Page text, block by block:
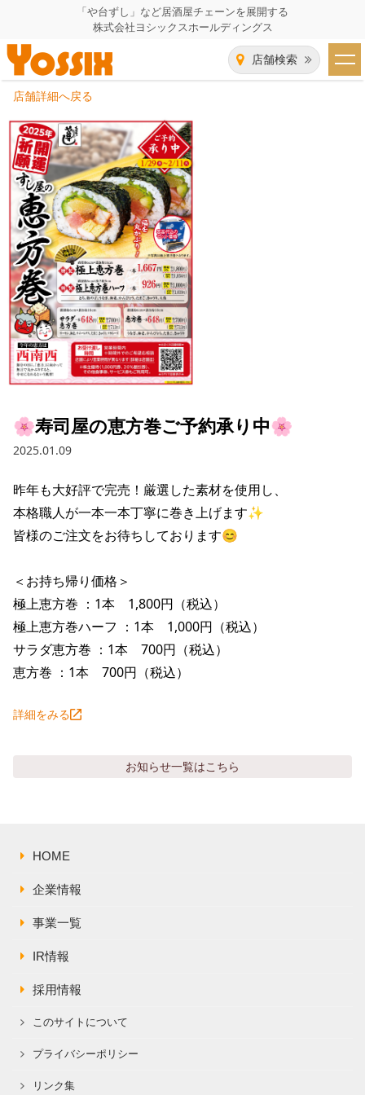
「や台ずし」など居酒屋チェーンを展開する
株式会社ヨシックスホールディングス
店舗検索
HOME
企業情報
企業情報トップ
代表者あいさつ
グループ会社
会社概要
沿革
経営陣
組織図
所在地
事業一覧
飲食事業紹介
飲食事業紹介トップ
や台ずし
ニパチ
焼とりてっぱん
玉鋼
せんと
や台や
海老どて食堂
華花
IR（株主・投資家）情報
IR情報トップ
会長メッセージ
コーポレートガバナンス
業績推移
財政状況
株式情報
IRライブラリトップ
決算短信
決算説明資料
有価証券報告書等法定開示資料
その他IR資料
IRカレンダー
株価情報
株主優待
IRお問い合わせ
採用情報
採用情報トップ
パート・アルバイト
店舗物件・店舗施工管理業者の募集
お問い合わせ
IRお問い合わせ
ご意見・アンケート（ご来店の方）
プライバシーポリシー
サイトマップ
店舗詳細へ戻る
🌸寿司屋の恵方巻ご予約承り中🌸
2025.01.09
昨年も大好評で完売！厳選した素材を使用し、
本格職人が一本一本丁寧に巻き上げます✨
皆様のご注文をお待ちしております😊
＜お持ち帰り価格＞
極上恵方巻 ：1本　1,800円（税込）
極上恵方巻ハーフ ：1本　1,000円（税込）
サラダ恵方巻 ：1本　700円（税込）
恵方巻 ：1本　700円（税込）
詳細をみる
お知らせ一覧はこちら
HOME
企業情報
事業一覧
IR情報
採用情報
このサイトについて
プライバシーポリシー
リンク集